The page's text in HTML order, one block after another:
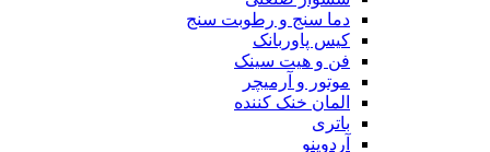
دما سنج و رطوبت سنج
کیس پاوربانک
فن و هیت سینک
موتور و آرمیچر
المان خنک کننده
باتری
آردوینو